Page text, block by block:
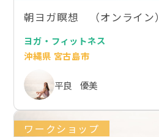
朝ヨガ瞑想 （オンライン）
ヨガ・フィットネス
沖縄県 宮古島市
平良 優美
ワークショップ